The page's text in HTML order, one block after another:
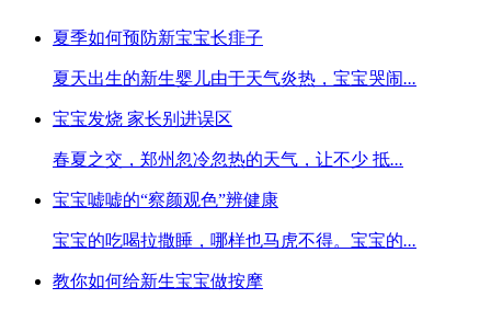
夏季如何预防新宝宝长痱子
夏天出生的新生婴儿由于天气炎热，宝宝哭闹...
宝宝发烧 家长别进误区
春夏之交，郑州忽冷忽热的天气，让不少 抵...
宝宝嘘嘘的“察颜观色”辨健康
宝宝的吃喝拉撒睡，哪样也马虎不得。宝宝的...
教你如何给新生宝宝做按摩